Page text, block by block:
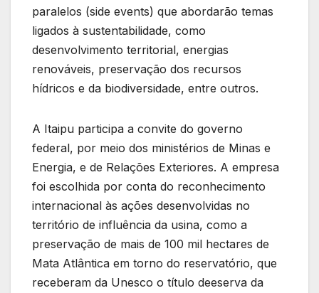
paralelos (side events) que abordarão temas
ligados à sustentabilidade, como
desenvolvimento territorial, energias
renováveis, preservação dos recursos
hídricos e da biodiversidade, entre outros.
A Itaipu participa a convite do governo
federal, por meio dos ministérios de Minas e
Energia, e de Relações Exteriores. A empresa
foi escolhida por conta do reconhecimento
internacional às ações desenvolvidas no
território de influência da usina, como a
preservação de mais de 100 mil hectares de
Mata Atlântica em torno do reservatório, que
receberam da Unesco o título deeserva da